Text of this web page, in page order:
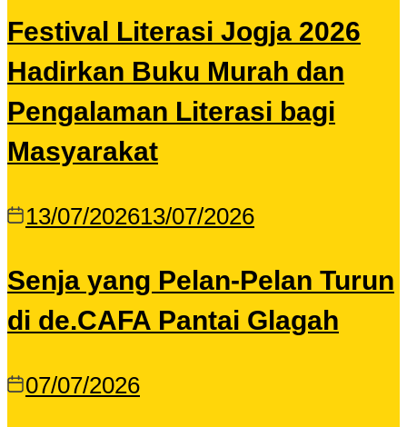
Festival Literasi Jogja 2026
Hadirkan Buku Murah dan
Pengalaman Literasi bagi
Masyarakat
13/07/202613/07/2026
Senja yang Pelan-Pelan Turun
di de.CAFA Pantai Glagah
07/07/2026